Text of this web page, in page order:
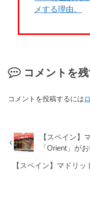
メする理由。
コメントを
コメントを投稿するには
【スペイン】
「Orient」がお
【スペイン】マドリ